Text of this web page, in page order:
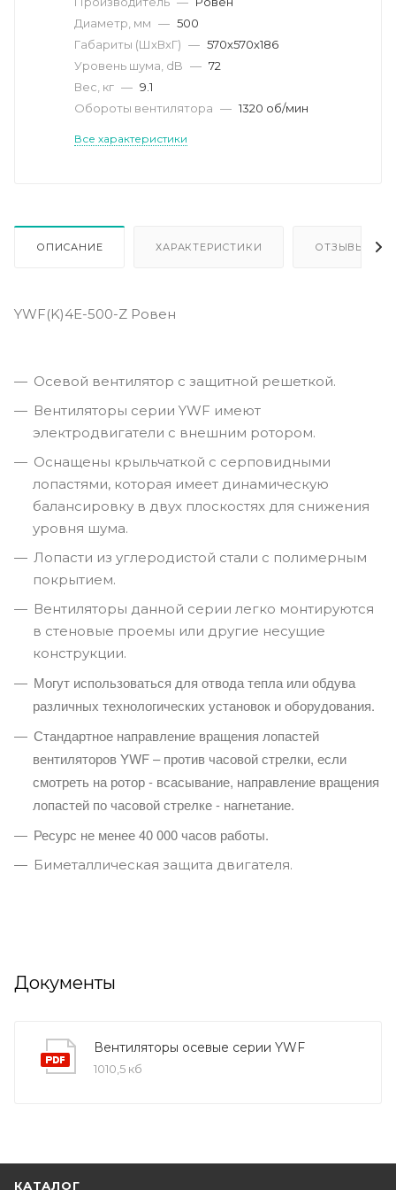
Диаметр, мм — 500
Габариты (ШхВхГ) — 570х570х186
Уровень шума, dB — 72
Вес, кг — 9.1
Обороты вентилятора — 1320 об/мин
Все характеристики
ОПИСАНИЕ ХАРАКТЕРИСТИКИ ОТЗЫВЫ
YWF(K)4E-500-Z Ровен
Осевой вентилятор с защитной решеткой.
Вентиляторы серии YWF имеют
электродвигатели с внешним ротором.
Оснащены крыльчаткой с серповидными
лопастями, которая имеет динамическую
балансировку в двух плоскостях для снижения
уровня шума.
Лопасти из углеродистой стали с полимерным
покрытием.
Вентиляторы данной серии легко монтируются
в стеновые проемы или другие несущие
конструкции.
Могут использоваться для отвода тепла или обдува
различных технологических установок и оборудования.
Стандартное направление вращения лопастей
вентиляторов YWF – против часовой стрелки, если
смотреть на ротор - всасывание, направление вращения
лопастей по часовой стрелке - нагнетание.
Ресурс не менее 40 000 часов работы.
Биметаллическая защита двигателя.
Документы
Вентиляторы осевые серии YWF
1010,5 кб
КАТАЛОГ